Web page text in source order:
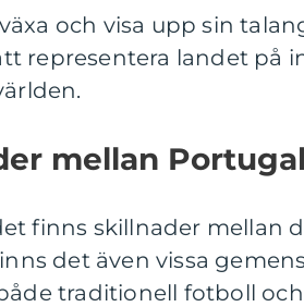
och visa upp sin
representera landet på
mellan
finns skillnader mellan
det även vissa
traditionell fotboll